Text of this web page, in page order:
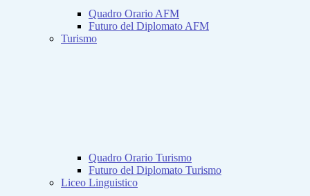
Quadro Orario AFM
Futuro del Diplomato AFM
Turismo
Quadro Orario Turismo
Futuro del Diplomato Turismo
Liceo Linguistico